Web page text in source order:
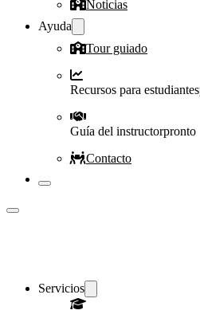
Noticias
Ayuda
Tour guiado
Recursos para estudiantes
Guía del instructorpronto
Contacto
Servicios